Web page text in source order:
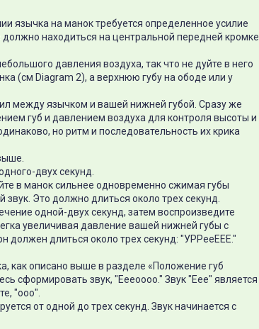
язычка на манок требуется определенное усилие
находиться на центральной передней кромке
давления воздуха, так что не дуйте в него
(см Diagram 2), а верхнюю губу на ободе или у
между язычком и вашей нижней губой. Сразу же
губ и давлением воздуха для контроля высоты и
но ритм и последовательность их крика
двух секунд.
в манок сильнее одновременно сжимая губы
Это должно длиться около трех секунд.
одной-двух секунд, затем воспроизведите
увеличивая давление вашей нижней губы с
должен длиться около трех секунд: "УРРееEEE."
как описано выше в разделе «Положение губ
сформировать звук, "Eeeoooo." Звук "Eee" является
"ооо".
от одной до трех секунд. Звук начинается с